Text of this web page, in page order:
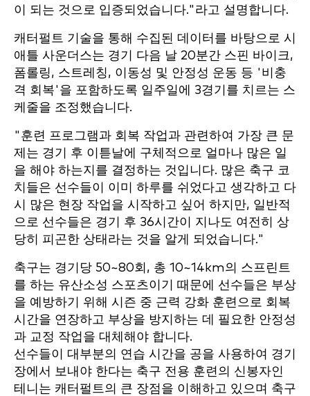
이 되는 것으로 입증되었습니다."라고 설명합니다.
캐터펄트 기술을 통해 수집된 데이터를 바탕으로 시
애틀 사운더스는 경기 다음 날 20분간 스핀 바이크,
폼롤링, 스트레칭, 이동성 및 안정성 운동 등 '비충
격 회복'을 포함하도록 일주일에 3경기를 치르는 스
케줄을 조정했습니다.
"훈련 프로그램과 회복 작업과 관련하여 가장 큰 문
제는 경기 후 이튿날에 구체적으로 얼마나 많은 일
을 해야 하는지를 결정하는 것입니다. 많은 축구 코
치들은 선수들이 이미 하루를 쉬었다고 생각하고 다
시 많은 현장 작업을 시작하고 싶어 하지만, 일반적
으로 선수들은 경기 후 36시간이 지나도 여전히 상
당히 피곤한 상태라는 것을 알게 되었습니다."
축구는 경기당 50~80회, 총 10~14km의 스프린트
를 하는 유산소성 스포츠이기 때문에 선수들은 부상
을 예방하기 위해 시즌 중 근력 강화 훈련으로 회복
시간을 연장하고 부상을 방지하는 데 필요한 안정성
과 교정 작업을 대체해야 합니다.
선수들이 대부분의 연습 시간을 공을 사용하여 경기
장에서 보내야 한다는 축구 전용 훈련의 신봉자인
테니는 캐터펄트의 큰 장점을 이해하고 있으며 축구